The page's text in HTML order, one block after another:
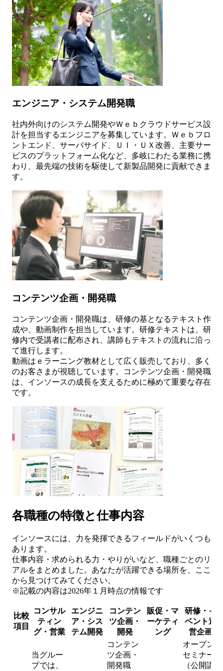
エンジニア・システム開発職
社内外向けのシステム開発やＷｅｂクラウドサービス設
計を担当するエンジニアを募集しています。Ｗｅｂフロ
ントエンド、サーバサイド、ＵＩ・ＵＸ改善、主要サー
ビスのプラットフォーム化など、多岐にわたる業務に携
わり、最先端の技術を駆使して新製品開発に貢献できま
す。
コンテンツ企画・開発職
コンテンツ企画・開発職は、研修の基となるテキスト作
成や、動画制作を担当しています。研修テキストは、研
修内で受講者に配布され、講師もテキストの流れに沿っ
て進行します。
動画はｅラーニング教材として広く販売しており、多く
のお客さまが視聴しています。コンテンツ企画・開発職
は、インソースの成長を支えるために極めて重要な存在
です。
各職種の特徴と仕事内容
インソースには、力を発揮できるフィールドがいくつも
あります。
仕事内容・求められる力・やりがいなど、職種ごとのリ
アルをまとめました。あなたが活躍できる場所を、ここ
から見つけてみてください。
※記載の内容は2026年１月時点の情報です
比較
項目
コンサル
ティン
グ・営業
エンジニ
ア・シス
テム開発
コンテン
ツ企画・
開発
販促・マ
ーケティ
ング
研修・イ
ベント運
営企画
当グルー
プでは、
コンテン
ツ企画・
開発職
オープン
セミナー
（公開講